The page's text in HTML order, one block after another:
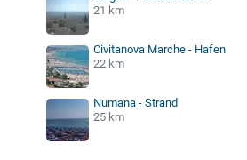
21 km
Civitanova Marche - Hafen
22 km
Numana - Strand
25 km